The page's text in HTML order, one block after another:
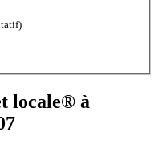
locale® à